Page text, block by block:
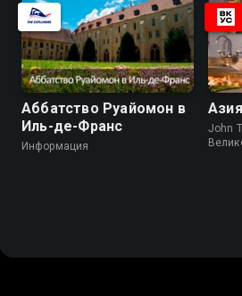
Аббатство Руайомон в
Иль-де-Франс
Информация
John